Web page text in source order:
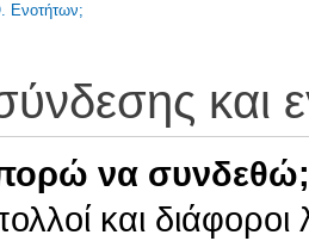
Ενοτήτων;
και
να συνδεθώ;
και